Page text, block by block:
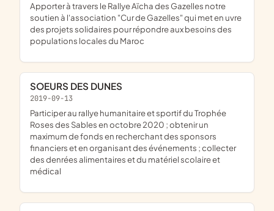
apporter à travers le Rallye Aïcha des Gazelles notre
soutien à l'association "Cur de Gazelles" qui met en uvre
des projets solidaires pour répondre aux besoins des
populations locales du Maroc
SOEURS DES DUNES
2019-09-13
participer au rallye humanitaire et sportif du Trophée
Roses des Sables en octobre 2020 ; obtenir un
maximum de fonds en recherchant des sponsors
financiers et en organisant des événements ; collecter
des denrées alimentaires et du matériel scolaire et
médical